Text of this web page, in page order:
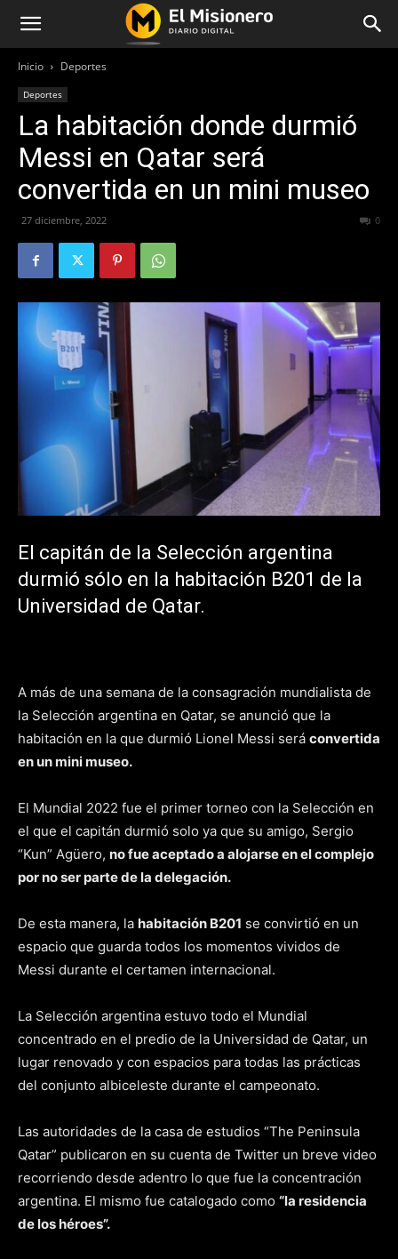
Inicio Deportes
Deportes
La habitación donde durmió
Messi en Qatar será
convertida en un mini museo
27 diciembre, 2022 0
El capitán de la Selección argentina
durmió sólo en la habitación B201 de la
Universidad de Qatar.
A más de una semana de la consagración mundialista de
la Selección argentina en Qatar, se anunció que la
habitación en la que durmió Lionel Messi será convertida
en un mini museo.
El Mundial 2022 fue el primer torneo con la Selección en
el que el capitán durmió solo ya que su amigo, Sergio
“Kun” Agüero, no fue aceptado a alojarse en el complejo
por no ser parte de la delegación.
De esta manera, la habitación B201 se convirtió en un
espacio que guarda todos los momentos vividos de
Messi durante el certamen internacional.
La Selección argentina estuvo todo el Mundial
concentrado en el predio de la Universidad de Qatar, un
lugar renovado y con espacios para todas las prácticas
del conjunto albiceleste durante el campeonato.
Las autoridades de la casa de estudios “The Peninsula
Qatar” publicaron en su cuenta de Twitter un breve video
recorriendo desde adentro lo que fue la concentración
argentina. El mismo fue catalogado como “la residencia
de los héroes”.